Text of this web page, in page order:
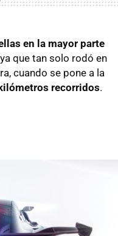
en la mayor parte
que tan solo rodó en
cuando se pone a la
recorridos.